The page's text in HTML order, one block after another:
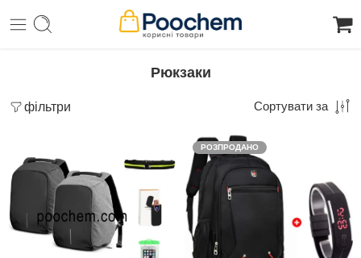
Рюкзаки
фільтри Сортувати за
РОЗПРОДАНО